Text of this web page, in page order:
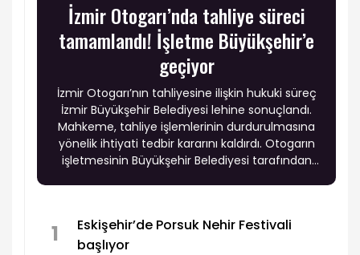
İzmir Otogarı’nda tahliye süreci
tamamlandı! İşletme Büyükşehir’e
geçiyor
İzmir Otogarı’nın tahliyesine ilişkin hukuki süreç
İzmir Büyükşehir Belediyesi lehine sonuçlandı.
Mahkeme, tahliye işlemlerinin durdurulmasına
yönelik ihtiyati tedbir kararını kaldırdı. Otogarın
işletmesinin Büyükşehir Belediyesi tarafından
1
Eskişehir’de Porsuk Nehir Festivali
başlıyor